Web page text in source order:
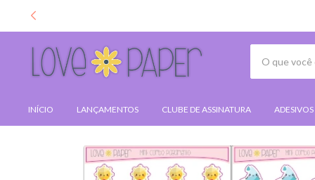
INÍCIO LANÇAMENTOS CLUBE DE ASSINATURA ADESIVOS